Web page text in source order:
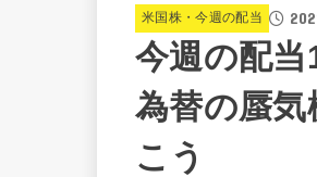
米国株・今週の配当
今週の配
為替の蜃
こう